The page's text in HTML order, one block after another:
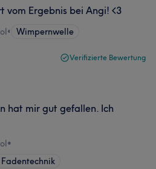
vom Ergebnis bei Angi! <3
• Wimpernwelle
Verifizierte Bewertung
hat mir gut gefallen. Ich
•